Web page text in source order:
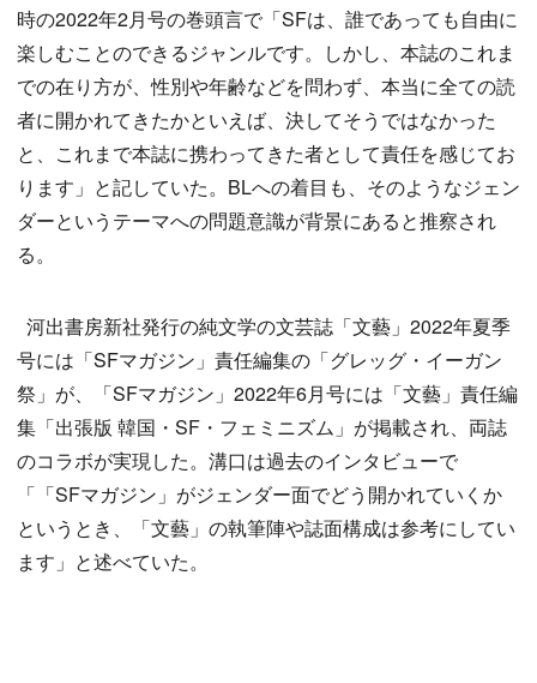
時の2022年2月号の巻頭言で「SFは、誰であっても自由に
楽しむことのできるジャンルです。しかし、本誌のこれま
での在り方が、性別や年齢などを問わず、本当に全ての読
者に開かれてきたかといえば、決してそうではなかった
と、これまで本誌に携わってきた者として責任を感じてお
ります」と記していた。BLへの着目も、そのようなジェン
ダーというテーマへの問題意識が背景にあると推察され
る。
河出書房新社発行の純文学の文芸誌「文藝」2022年夏季
号には「SFマガジン」責任編集の「グレッグ・イーガン
祭」が、「SFマガジン」2022年6月号には「文藝」責任編
集「出張版 韓国・SF・フェミニズム」が掲載され、両誌
のコラボが実現した。溝口は過去のインタビューで
「「SFマガジン」がジェンダー面でどう開かれていくか
というとき、「文藝」の執筆陣や誌面構成は参考にしてい
ます」と述べていた。